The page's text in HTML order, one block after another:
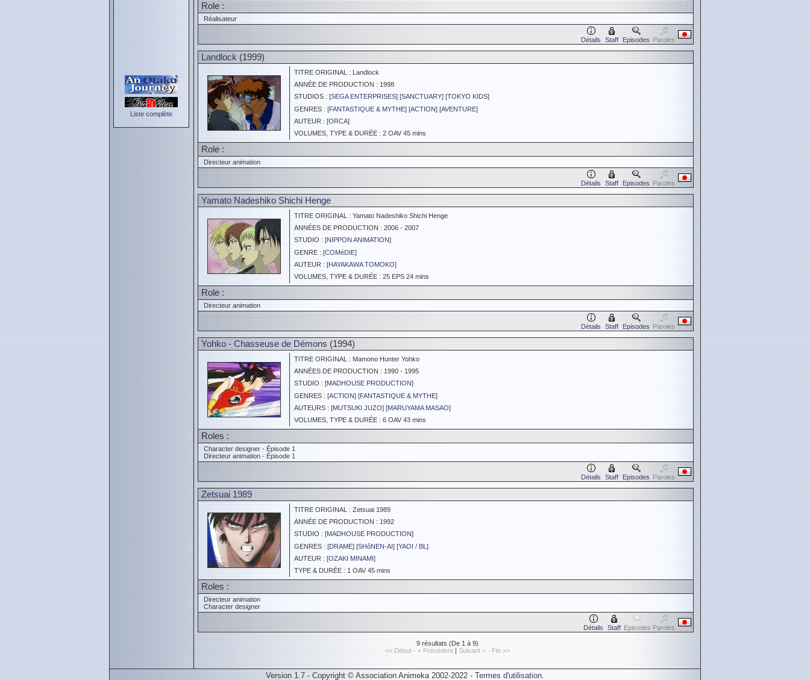
Liste complète
Role :
Réalisateur
Détails Staff Episodes Paroles
Landlock (1999)
TITRE ORIGINAL : Landlock
ANNÉE DE PRODUCTION : 1998
STUDIOS : [SEGA ENTERPRISES] [SANCTUARY] [TOKYO KIDS]
GENRES : [FANTASTIQUE & MYTHE] [ACTION] [AVENTURE]
AUTEUR : [ORCA]
VOLUMES, TYPE & DURÉE : 2 OAV 45 mins
Role :
Directeur animation
Détails Staff Episodes Paroles
Yamato Nadeshiko Shichi Henge
TITRE ORIGINAL : Yamato Nadeshiko Shichi Henge
ANNÉES DE PRODUCTION : 2006 - 2007
STUDIO : [NIPPON ANIMATION]
GENRE : [COMéDIE]
AUTEUR : [HAYAKAWA TOMOKO]
VOLUMES, TYPE & DURÉE : 25 EPS 24 mins
Role :
Directeur animation
Détails Staff Episodes Paroles
Yohko - Chasseuse de Démons (1994)
TITRE ORIGINAL : Mamono Hunter Yohko
ANNÉES DE PRODUCTION : 1990 - 1995
STUDIO : [MADHOUSE PRODUCTION]
GENRES : [ACTION] [FANTASTIQUE & MYTHE]
AUTEURS : [MUTSUKI JUZO] [MARUYAMA MASAO]
VOLUMES, TYPE & DURÉE : 6 OAV 43 mins
Roles :
Character designer - Épisode 1
Directeur animation - Épisode 1
Détails Staff Episodes Paroles
Zetsuai 1989
TITRE ORIGINAL : Zetsuai 1989
ANNÉE DE PRODUCTION : 1992
STUDIO : [MADHOUSE PRODUCTION]
GENRES : [DRAME] [SHôNEN-AI] [YAOI / BL ]
AUTEUR : [OZAKI MINAMI]
TYPE & DURÉE : 1 OAV 45 mins
Roles :
Directeur animation
Character designer
Détails Staff Episodes Paroles
9 résultats (De 1 à 9)
<< Début - < Précédent | Suivant > - Fin >>
Version 1.7 - Copyright © Association Animeka 2002-2022 - Termes d'utilisation.